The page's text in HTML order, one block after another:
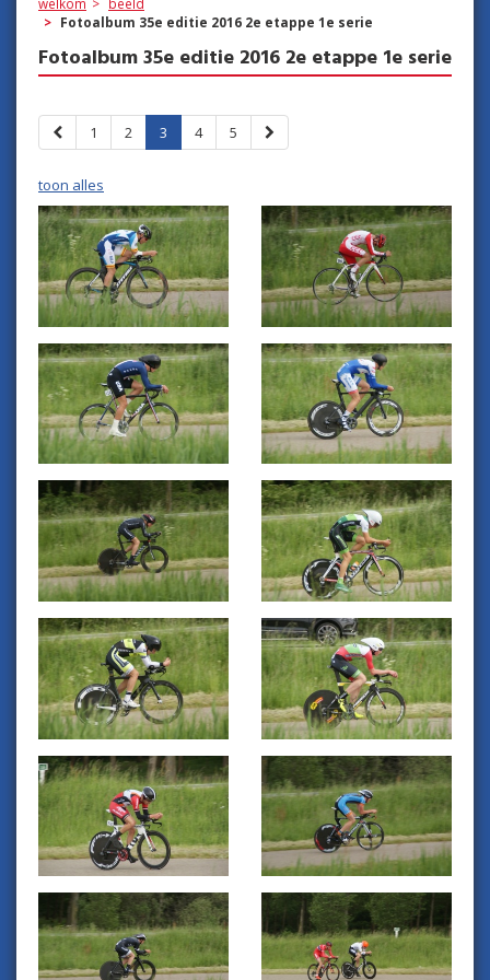
Fotoalbum 35e editie 2016 2e etappe 1e serie
Fotoalbum 35e editie 2016 2e etappe 1e serie
1 2 3 4 5
toon alles